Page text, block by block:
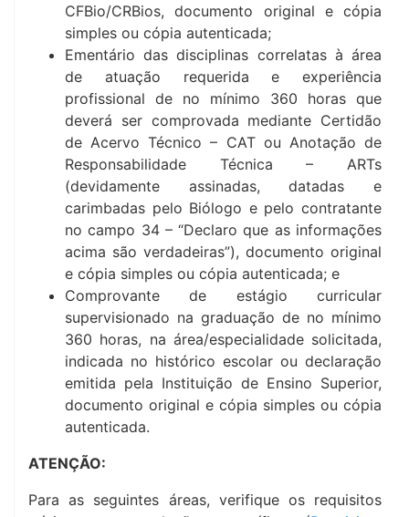
CFBio/CRBios, documento original e cópia
simples ou cópia autenticada;
Ementário das disciplinas correlatas à área
de atuação requerida e experiência
profissional de no mínimo 360 horas que
deverá ser comprovada mediante Certidão
de Acervo Técnico – CAT ou Anotação de
Responsabilidade Técnica – ARTs
(devidamente assinadas, datadas e
carimbadas pelo Biólogo e pelo contratante
no campo 34 – “Declaro que as informações
acima são verdadeiras”), documento original
e cópia simples ou cópia autenticada; e
Comprovante de estágio curricular
supervisionado na graduação de no mínimo
360 horas, na área/especialidade solicitada,
indicada no histórico escolar ou declaração
emitida pela Instituição de Ensino Superior,
documento original e cópia simples ou cópia
autenticada.
ATENÇÃO:
Para as seguintes áreas, verifique os requisitos